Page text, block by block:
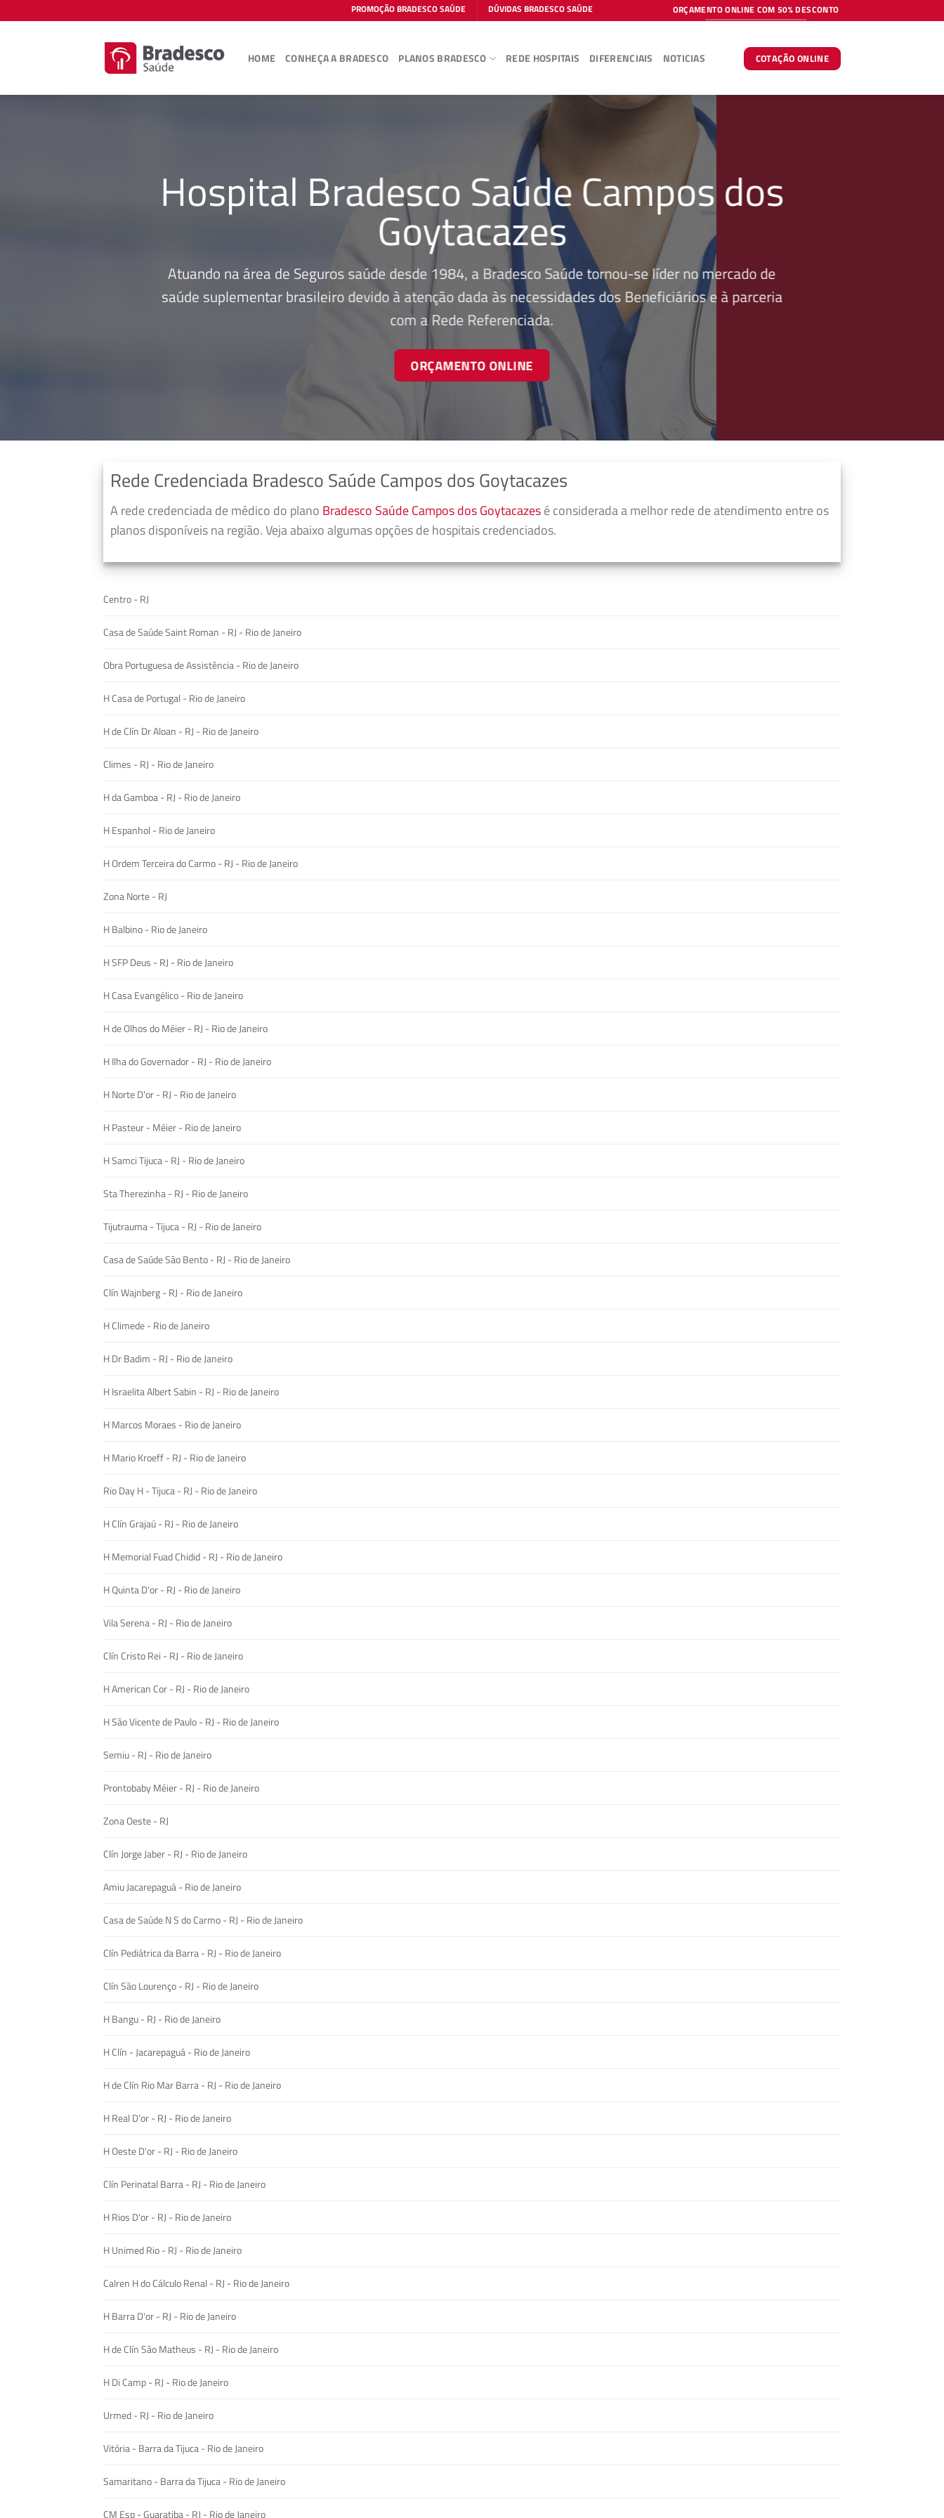
to
PROMOÇÃO BRADESCO SAÚDE DÚVIDAS BRADESCO SAÚDE ORÇAMENTO ONLINE COM 50% DESCONTO
HOME CONHEÇA A BRADESCO PLANOS BRADESCO REDE HOSPITAIS DIFERENCIAIS NOTICIAS COTAÇÃO ONLINE
Hospital Bradesco Saúde Campos dos
Goytacazes
Atuando na área de Seguros saúde desde 1984, a Bradesco Saúde tornou-se líder no mercado de
saúde suplementar brasileiro devido à atenção dada às necessidades dos Beneficiários e à parceria
com a Rede Referenciada.
ORÇAMENTO ONLINE
Rede Credenciada Bradesco Saúde Campos dos Goytacazes
A rede credenciada de médico do plano Bradesco Saúde Campos dos Goytacazesé considerada a melhor rede de atendimento entre os
planos disponíveis na região. Veja abaixo algumas opções de hospitais credenciados.
Centro - RJ
Casa de Saúde Saint Roman - RJ - Rio de Janeiro
Obra Portuguesa de Assistência - Rio de Janeiro
H Casa de Portugal - Rio de Janeiro
H de Clín Dr Aloan - RJ - Rio de Janeiro
Climes - RJ - Rio de Janeiro
H da Gamboa - RJ - Rio de Janeiro
H Espanhol - Rio de Janeiro
H Ordem Terceira do Carmo - RJ - Rio de Janeiro
Zona Norte - RJ
H Balbino - Rio de Janeiro
H SFP Deus - RJ - Rio de Janeiro
H Casa Evangélico - Rio de Janeiro
H de Olhos do Méier - RJ - Rio de Janeiro
H Ilha do Governador - RJ - Rio de Janeiro
H Norte D'or - RJ - Rio de Janeiro
H Pasteur - Méier - Rio de Janeiro
H Samci Tijuca - RJ - Rio de Janeiro
Sta Therezinha - RJ - Rio de Janeiro
Tijutrauma - Tijuca - RJ - Rio de Janeiro
Casa de Saúde São Bento - RJ - Rio de Janeiro
Clín Wajnberg - RJ - Rio de Janeiro
H Climede - Rio de Janeiro
H Dr Badim - RJ - Rio de Janeiro
H Israelita Albert Sabin - RJ - Rio de Janeiro
H Marcos Moraes - Rio de Janeiro
H Mario Kroeff - RJ - Rio de Janeiro
Rio Day H - Tijuca - RJ - Rio de Janeiro
H Clín Grajaú - RJ - Rio de Janeiro
H Memorial Fuad Chidid - RJ - Rio de Janeiro
H Quinta D'or - RJ - Rio de Janeiro
Vila Serena - RJ - Rio de Janeiro
Clín Cristo Rei - RJ - Rio de Janeiro
H American Cor - RJ - Rio de Janeiro
H São Vicente de Paulo - RJ - Rio de Janeiro
Semiu - RJ - Rio de Janeiro
Prontobaby Méier - RJ - Rio de Janeiro
Zona Oeste - RJ
Clín Jorge Jaber - RJ - Rio de Janeiro
Amiu Jacarepaguá - Rio de Janeiro
Casa de Saúde N S do Carmo - RJ - Rio de Janeiro
Clín Pediátrica da Barra - RJ - Rio de Janeiro
Clín São Lourenço - RJ - Rio de Janeiro
H Bangu - RJ - Rio de Janeiro
H Clín - Jacarepaguá - Rio de Janeiro
H de Clín Rio Mar Barra - RJ - Rio de Janeiro
H Real D'or - RJ - Rio de Janeiro
H Oeste D'or - RJ - Rio de Janeiro
Clín Perinatal Barra - RJ - Rio de Janeiro
H Rios D'or - RJ - Rio de Janeiro
H Unimed Rio - RJ - Rio de Janeiro
Calren H do Cálculo Renal - RJ - Rio de Janeiro
H Barra D'or - RJ - Rio de Janeiro
H de Clín São Matheus - RJ - Rio de Janeiro
H Di Camp - RJ - Rio de Janeiro
Urmed - RJ - Rio de Janeiro
Vitória - Barra da Tijuca - Rio de Janeiro
Samaritano - Barra da Tijuca - Rio de Janeiro
CM Esp - Guaratiba - RJ - Rio de Janeiro